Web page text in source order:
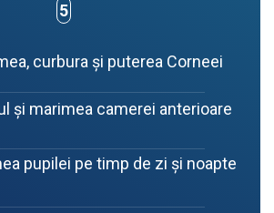
curbura și puterea Corneei
și marimea camerei anterioare
pupilei pe timp de zi și noapte
5